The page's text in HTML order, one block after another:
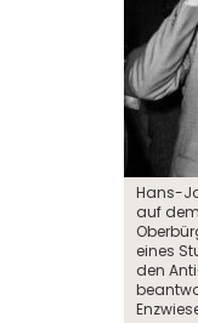
Hans-
auf
eines
den